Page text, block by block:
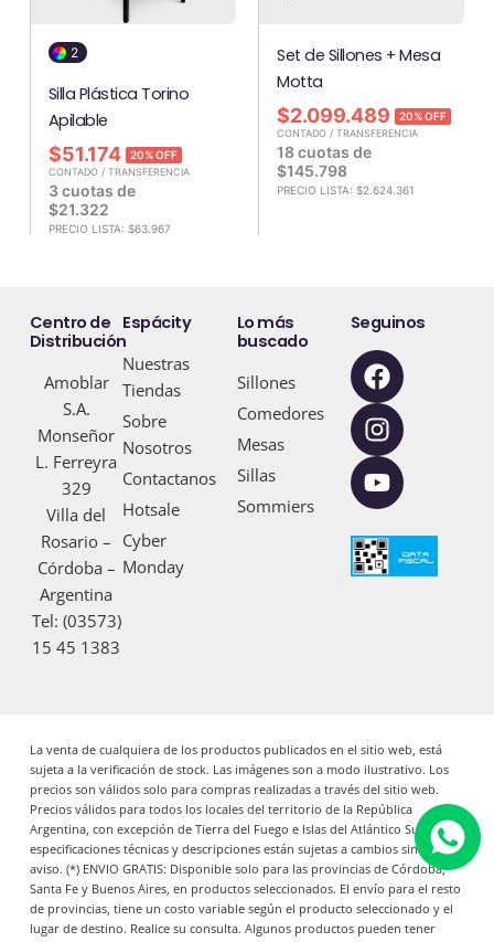
2
Silla Plástica Torino
Apilable
$51.174 20% OFF
CONTADO / TRANSFERENCIA
3 cuotas de
$21.322
PRECIO LISTA: $63.967
Set de Sillones + Mesa
Motta
$2.099.489 20% OFF
CONTADO / TRANSFERENCIA
18 cuotas de
$145.798
PRECIO LISTA: $2.624.361
Centro de
Distribución
Amoblar
S.A.
Monseñor
L. Ferreyra
329
Villa del
Rosario –
Córdoba –
Argentina
Tel: (03573)
15 45 1383
Espácity
Nuestras
Tiendas
Sobre
Nosotros
Contactanos
Hotsale
Cyber
Monday
Lo más
buscado
Sillones
Comedores
Mesas
Sillas
Sommiers
Seguinos
F
a
c
e
b
o
o
k
I
n
s
t
a
g
r
a
m
Y
o
u
t
u
b
e
La venta de cualquiera de los productos publicados en el sitio web, está
sujeta a la verificación de stock. Las imágenes son a modo ilustrativo. Los
precios son válidos solo para compras realizadas a través del sitio web.
Precios válidos para todos los locales del territorio de la República
Argentina, con excepción de Tierra del Fuego e Islas del Atlántico Sur. Las
especificaciones técnicas y descripciones están sujetas a cambios sin previo
aviso. (*) ENVIO GRATIS: Disponible solo para las provincias de Córdoba,
Santa Fe y Buenos Aires, en productos seleccionados. El envío para el resto
de provincias, tiene un costo variable según el producto seleccionado y el
lugar de destino. Realice su consulta. Algunos productos pueden tener